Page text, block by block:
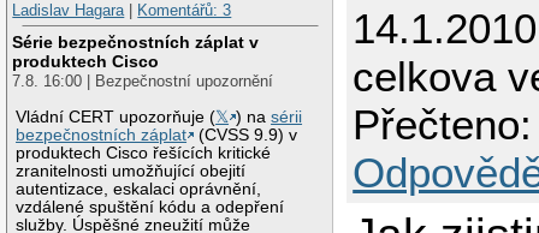
Ladislav Hagara| Komentářů: 3
Série bezpečnostních záplat v
produktech Cisco
7.8. 16:00 | Bezpečnostní upozornění
Vládní CERT upozorňuje (𝕏 ) nasérii
bezpečnostních záplat
(CVSS 9.9) v
produktech Cisco řešících kritické
zranitelnosti umožňující obejití
autentizace, eskalaci oprávnění,
vzdálené spuštění kódu a odepření
služby. Úspěšné zneužití může
celkova